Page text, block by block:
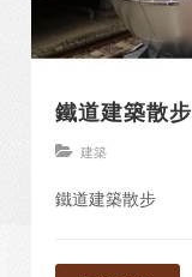
鐵道建築散步
建築
鐵道建築散步